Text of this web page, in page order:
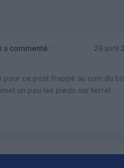
a commenté :
29 avril
pour ce post frappé au coin du
un peu les pieds sur terre!